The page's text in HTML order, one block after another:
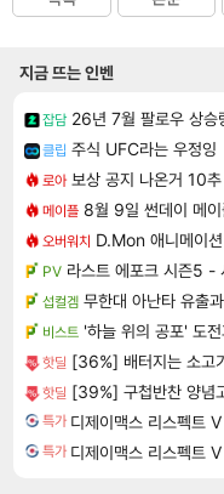
지금 뜨는 인벤
잡담 26년 7월 팔로우 상
클립 주식 UFC라는 우정잉
로아 보상 공지 나온거 10
메이플 8월 9일 썬데이 메
오버워치 D.Mon 애니메이
PV 라스트 에포크 시즌5 -
섭컬겜 무한대 아난타 유출
비스트 '하늘 위의 공포' 도
핫딜 [36%] 배터지는 소고기 한판 세트, 등심살
핫딜 [39%] 구첩반찬 양념
특가
특가